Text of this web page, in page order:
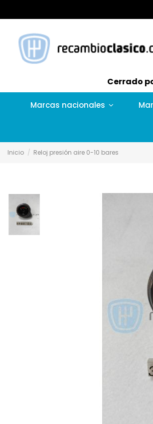
Cerrado
Marcas nacionales
Inicio Reloj presión aire 0-10 bares